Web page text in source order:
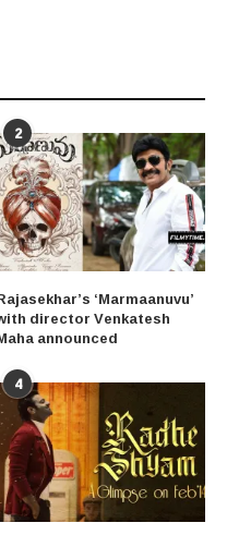
2
‘Marmaanuvu’
director Venkatesh
announced
4